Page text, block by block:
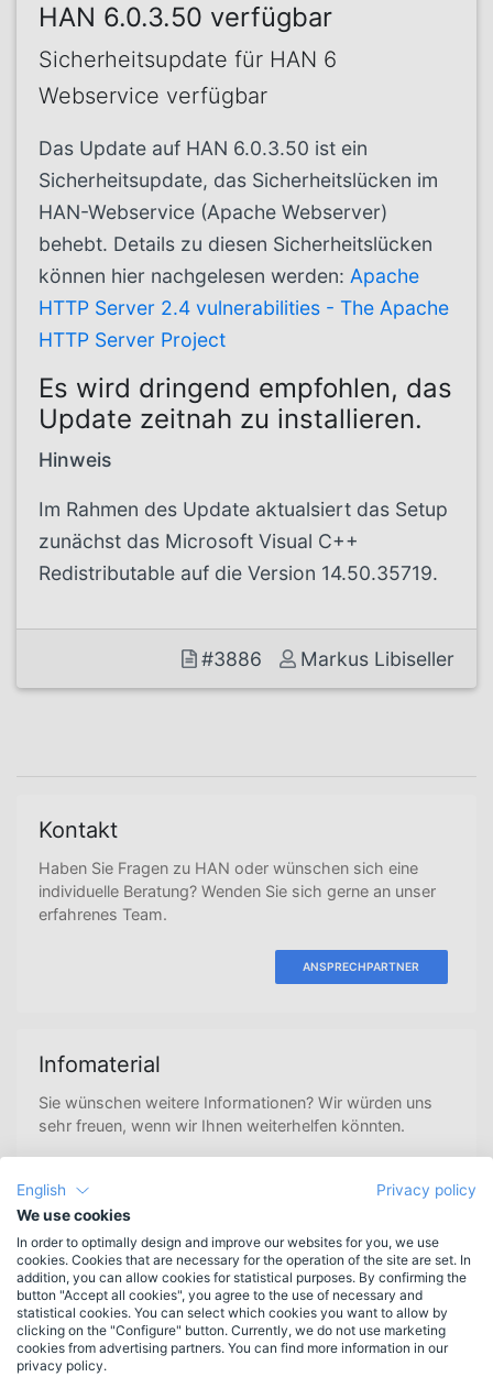
HAN 6.0.3.50 verfügbar
Sicherheitsupdate für HAN 6
Webservice verfügbar
Das Update auf HAN 6.0.3.50 ist ein
Sicherheitsupdate, das Sicherheitslücken im
HAN-Webservice (Apache Webserver)
behebt. Details zu diesen Sicherheitslücken
können hier nachgelesen werden: Apache
HTTP Server 2.4 vulnerabilities - The Apache
HTTP Server Project
Es wird dringend empfohlen, das
Update zeitnah zu installieren.
Hinweis
Im Rahmen des Update aktualsiert das Setup
zunächst das Microsoft Visual C++
Redistributable auf die Version 14.50.35719.
#3886 Markus Libiseller
Kontakt
Haben Sie Fragen zu HAN oder wünschen sich eine
individuelle Beratung? Wenden Sie sich gerne an unser
erfahrenes Team.
ANSPRECHPARTNER
Infomaterial
Sie wünschen weitere Informationen? Wir würden uns
sehr freuen, wenn wir Ihnen weiterhelfen könnten.
Newsletteranmeldung
Erscheint 3-4mal jährlich.Bleiben Sie informiert.
English
Privacy policy
We use cookies
In order to optimally design and improve our websites for you, we use
cookies. Cookies that are necessary for the operation of the site are set. In
addition, you can allow cookies for statistical purposes. By confirming the
button "Accept all cookies", you agree to the use of necessary and
statistical cookies. You can select which cookies you want to allow by
clicking on the "Configure" button. Currently, we do not use marketing
cookies from advertising partners. You can find more information in our
privacy policy.